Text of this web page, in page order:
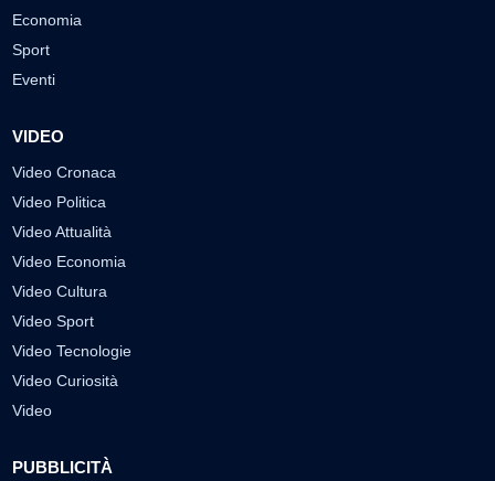
Economia
Sport
Eventi
VIDEO
Video Cronaca
Video Politica
Video Attualità
Video Economia
Video Cultura
Video Sport
Video Tecnologie
Video Curiosità
Video
PUBBLICITÀ